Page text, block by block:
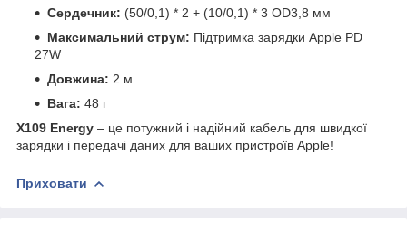
Сердечник: (50/0,1) * 2 + (10/0,1) * 3 OD3,8 мм
Максимальний струм: Підтримка зарядки Apple PD
27W
Довжина: 2 м
Вага: 48 г
X109 Energy – це потужний і надійний кабель для швидкої
зарядки і передачі даних для ваших пристроїв Apple!
Приховати